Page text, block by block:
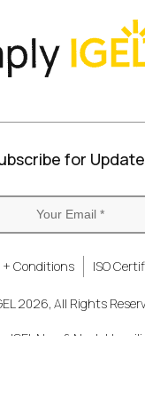
for
+ Conditions ISO
2026, All Rights
IGEL Now & Next.